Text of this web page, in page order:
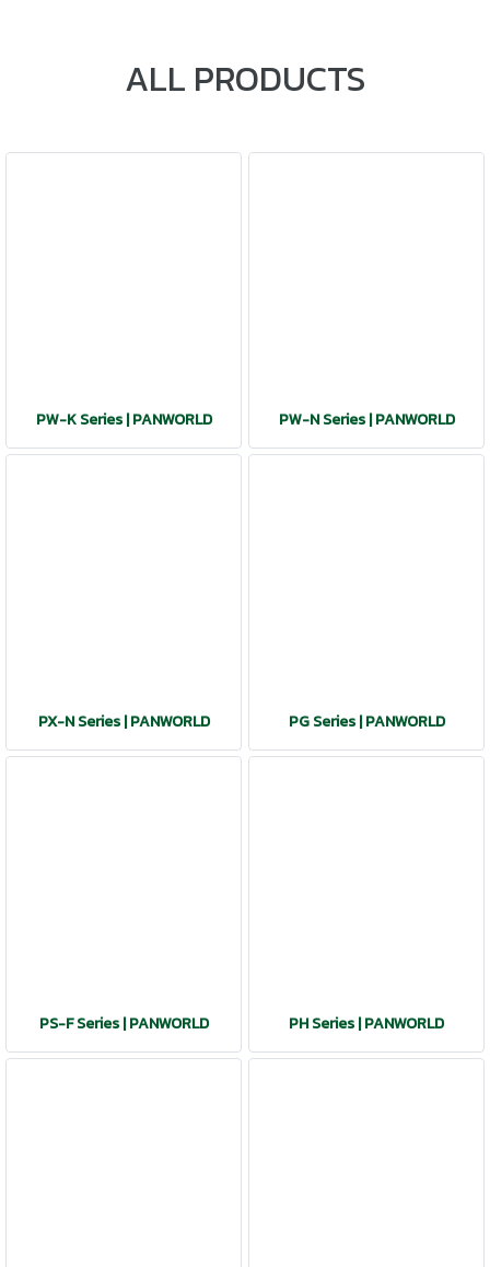
ALL PRODUCTS
PW-K Series | PANWORLD PW-N Series | PANWORLD
PX-N Series | PANWORLD PG Series | PANWORLD
PS-F Series | PANWORLD PH Series | PANWORLD